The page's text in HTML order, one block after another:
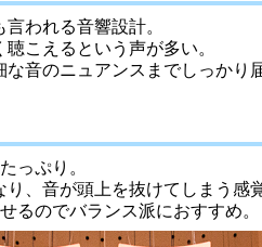
われる音響設計。
こえるという声が多い。
音のニュアンスまでしっかり
っぷり。
、音が頭上を抜けてしまう感
るのでバランス派におすすめ。